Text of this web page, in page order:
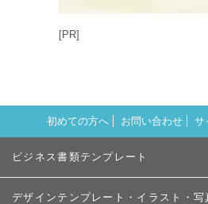
[PR]
初めての方へ お問い合わせ サ
ビジネス書類テンプレート
デザインテンプレート・イラスト・写